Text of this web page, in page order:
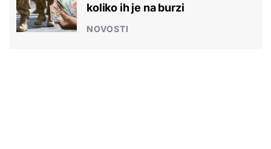
koliko ih je na burzi
NOVOSTI